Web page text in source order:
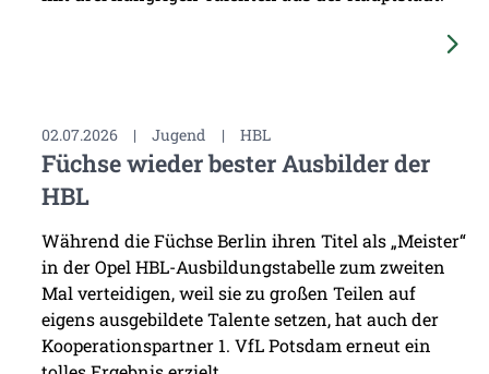
02.07.2026 | Jugend | HBL
Füchse wieder bester Ausbilder der
HBL
Während die Füchse Berlin ihren Titel als „Meister“
in der Opel HBL-Ausbildungstabelle zum zweiten
Mal verteidigen, weil sie zu großen Teilen auf
eigens ausgebildete Talente setzen, hat auch der
Kooperationspartner 1. VfL Potsdam erneut ein